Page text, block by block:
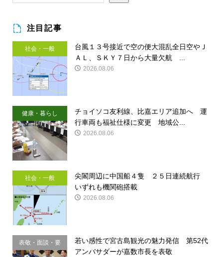
注目記事
社会・一般
台風１３号接近で空の便大混乱全日空やＪ
ＡＬ、ＳＫＹ７日から大量欠航 ...
2026.08.06
健康・暮らし
チョイソコ友利線、比嘉エリア追加へ 運
行車両も福祉仕様に変更 地域公...
2026.08.06
社会・一般
尖閣周辺に中国船４隻 ２５日連続航行
いずれも機関砲搭載
2026.08.06
表敬・面談・要
若い感性で宮古島観光の魅力発信 第52代
アンバサダーが嘉数市長を表敬